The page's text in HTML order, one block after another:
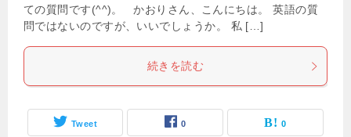
ての質問です(^^)。 かおりさん、こんにちは。 英語の質
問ではないのですが、いいでしょうか。 私 […]
続きを読む
Tweet 0 0